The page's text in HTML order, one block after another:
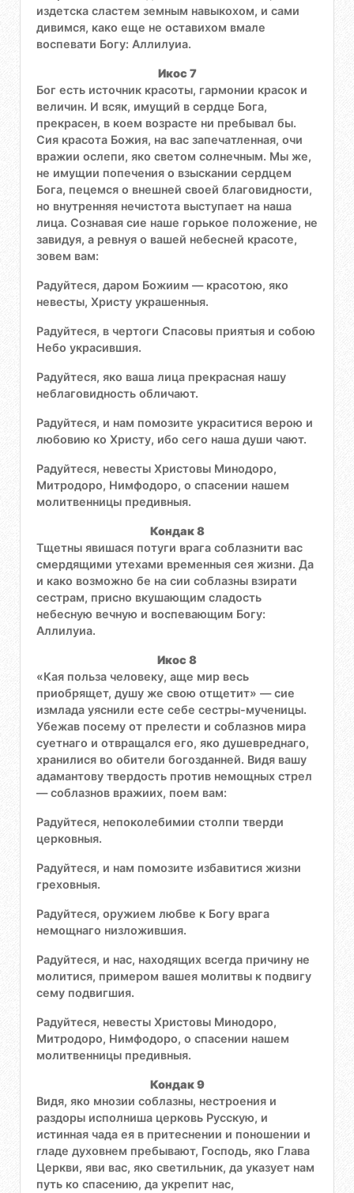
издетска сластем земным навыкохом, и сами
дивимся, како еще не оставихом вмале
воспевати Богу: Аллилуиа.
Икос 7
Бог есть источник красоты, гармонии красок и
величин. И всяк, имущий в сердце Бога,
прекрасен, в коем возрасте ни пребывал бы.
Сия красота Божия, на вас запечатленная, очи
вражии ослепи, яко светом солнечным. Мы же,
не имущии попечения о взыскании сердцем
Бога, пецемся о внешней своей благовидности,
но внутренняя нечистота выступает на наша
лица. Сознавая сие наше горькое положение, не
завидуя, а ревнуя о вашей небесней красоте,
зовем вам:
Радуйтеся, даром Божиим — красотою, яко
невесты, Христу украшенныя.
Радуйтеся, в чертоги Спасовы приятыя и собою
Небо украсившия.
Радуйтеся, яко ваша лица прекрасная нашу
неблаговидность обличают.
Радуйтеся, и нам помозите украситися верою и
любовию ко Христу, ибо сего наша души чают.
Радуйтеся, невесты Христовы Минодоро,
Митродоро, Нимфодоро, о спасении нашем
молитвенницы предивныя.
Кондак 8
Тщетны явишася потуги врага соблазнити вас
смердящими утехами временныя сея жизни. Да
и како возможно бе на сии соблазны взирати
сестрам, присно вкушающим сладость
небесную вечную и воспевающим Богу:
Аллилуиа.
Икос 8
«Кая польза человеку, аще мир весь
приобрящет, душу же свою отщетит» — сие
измлада уяснили есте себе сестры-мученицы.
Убежав посему от прелести и соблазнов мира
суетнаго и отвращался его, яко душевреднаго,
хранилися во обители богозданней. Видя вашу
адамантову твердость против немощных стрел
— соблазнов вражиих, поем вам:
Радуйтеся, непоколебимии столпи тверди
церковныя.
Радуйтеся, и нам помозите избавитися жизни
греховныя.
Радуйтеся, оружием любве к Богу врага
немощнаго низложившия.
Радуйтеся, и нас, находящих всегда причину не
молитися, примером вашея молитвы к подвигу
сему подвигшия.
Радуйтеся, невесты Христовы Минодоро,
Митродоро, Нимфодоро, о спасении нашем
молитвенницы предивныя.
Кондак 9
Видя, яко мнозии соблазны, нестроения и
раздоры исполниша церковь Русскую, и
истинная чада ея в притеснении и поношении и
гладе духовнем пребывают, Господь, яко Глава
Церкви, яви вас, яко светильник, да указует нам
путь ко спасению, да укрепит нас,